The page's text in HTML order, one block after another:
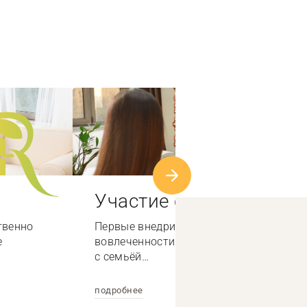
Участие семьи
Первые внедрили систему высокой
вовлеченности специалистов по работе
с семьёй…
подробнее